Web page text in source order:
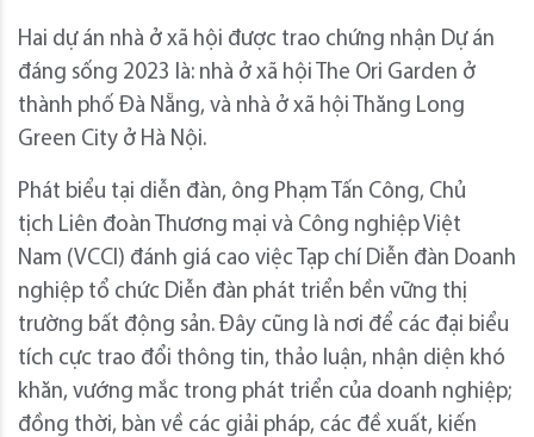
Hai dự án nhà ở xã hội được trao chứng nhận Dự án
đáng sống 2023 là: nhà ở xã hội The Ori Garden ở
thành phố Đà Nẵng, và nhà ở xã hội Thăng Long
Green City ở Hà Nội.
Phát biểu tại diễn đàn, ông Phạm Tấn Công, Chủ
tịch Liên đoàn Thương mại và Công nghiệp Việt
Nam (VCCI) đánh giá cao việc Tạp chí Diễn đàn Doanh
nghiệp tổ chức Diễn đàn phát triển bền vững thị
trường bất động sản. Đây cũng là nơi để các đại biểu
tích cực trao đổi thông tin, thảo luận, nhận diện khó
khăn, vướng mắc trong phát triển của doanh nghiệp;
đồng thời, bàn về các giải pháp, các đề xuất, kiến